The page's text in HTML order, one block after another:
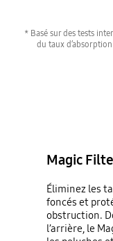
* Basé sur des tests
du taux
Magic
Éliminez les
foncés et
obstruction.
l’arrière, le